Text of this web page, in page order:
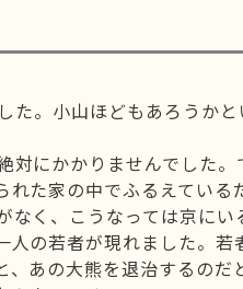
。小山ほどもあろうか
にかかりませんでした
た家の中でふるえている
く、こうなっては京にい
の若者が現れました。若
あの大熊を退治するのだ